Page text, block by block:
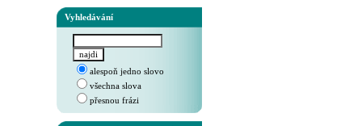
Vyhledávání
alespoň jedno slovo
všechna slova
přesnou frázi